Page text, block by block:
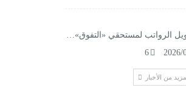
الرواتب لمستحقي «التفوق»…
2026/
6
من الأخبار